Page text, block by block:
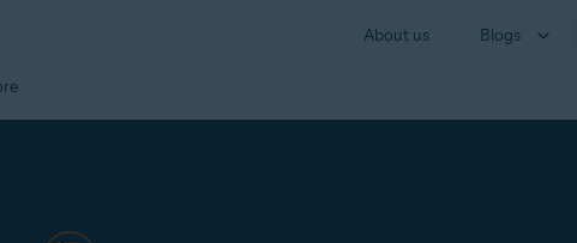
About us Blogs